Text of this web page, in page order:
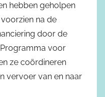
hebben geholpen
na de
door de
voor
ze coördineren
vervoer van en naar